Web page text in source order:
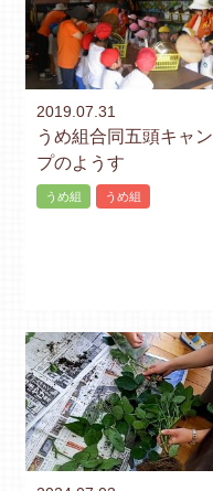
2019.07.31
うめ組合同五頭キャン
プのようす
うめ組 うめ組